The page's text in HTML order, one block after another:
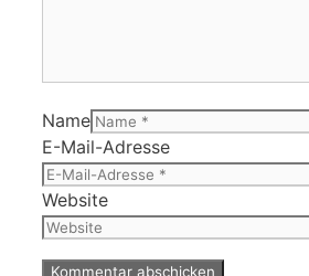
Name
E-Mail-Adresse
Website